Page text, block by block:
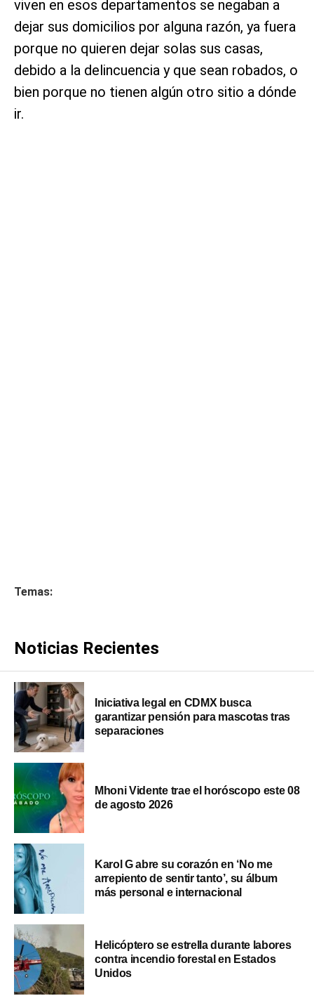
viven en esos departamentos se negaban a
dejar sus domicilios por alguna razón, ya fuera
porque no quieren dejar solas sus casas,
debido a la delincuencia y que sean robados, o
bien porque no tienen algún otro sitio a dónde
ir.
Temas:
Noticias Recientes
Iniciativa legal en CDMX busca
garantizar pensión para mascotas tras
separaciones
Mhoni Vidente trae el horóscopo este 08
de agosto 2026
Karol G abre su corazón en ‘No me
arrepiento de sentir tanto’, su álbum
más personal e internacional
Helicóptero se estrella durante labores
contra incendio forestal en Estados
Unidos